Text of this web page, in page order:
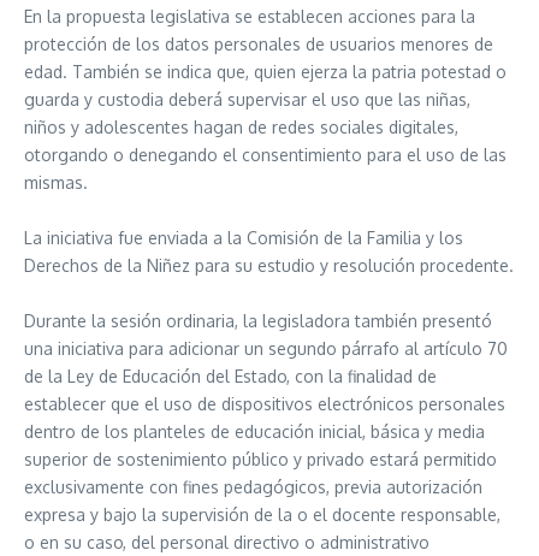
En la propuesta legislativa se establecen acciones para la
protección de los datos personales de usuarios menores de
edad. También se indica que, quien ejerza la patria potestad o
guarda y custodia deberá supervisar el uso que las niñas,
niños y adolescentes hagan de redes sociales digitales,
otorgando o denegando el consentimiento para el uso de las
mismas.
La iniciativa fue enviada a la Comisión de la Familia y los
Derechos de la Niñez para su estudio y resolución procedente.
Durante la sesión ordinaria, la legisladora también presentó
una iniciativa para adicionar un segundo párrafo al artículo 70
de la Ley de Educación del Estado, con la finalidad de
establecer que el uso de dispositivos electrónicos personales
dentro de los planteles de educación inicial, básica y media
superior de sostenimiento público y privado estará permitido
exclusivamente con fines pedagógicos, previa autorización
expresa y bajo la supervisión de la o el docente responsable,
o en su caso, del personal directivo o administrativo